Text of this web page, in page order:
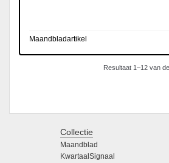
Maandbladartikel
Resultaat 1–12 van
Collectie
Maandblad
KwartaalSignaal